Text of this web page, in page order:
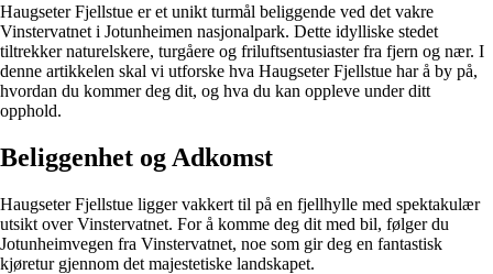
Haugseter Fjellstue er et unikt turmål beliggende ved det vakre
Vinstervatnet i Jotunheimen nasjonalpark. Dette idylliske stedet
tiltrekker naturelskere, turgåere og friluftsentusiaster fra fjern og nær. I
denne artikkelen skal vi utforske hva Haugseter Fjellstue har å by på,
hvordan du kommer deg dit, og hva du kan oppleve under ditt
opphold.
Beliggenhet og Adkomst
Haugseter Fjellstue ligger vakkert til på en fjellhylle med spektakulær
utsikt over Vinstervatnet. For å komme deg dit med bil, følger du
Jotunheimvegen fra Vinstervatnet, noe som gir deg en fantastisk
kjøretur gjennom det majestetiske landskapet.